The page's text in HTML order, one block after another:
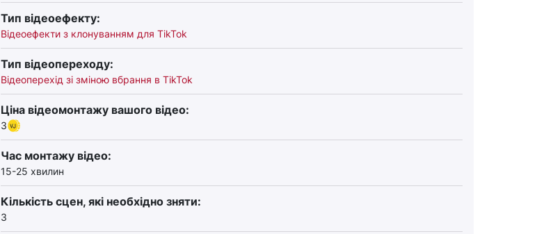
Тип відеоефекту:
Відеоефекти з клонуванням для TikTok
Тип відеопереходу:
Відеоперехід зі зміною вбрання в TikTok
Ціна відеомонтажу вашого відео:
3
Час монтажу відео:
15-25 хвилин
Кількість сцен, які необхідно зняти:
3